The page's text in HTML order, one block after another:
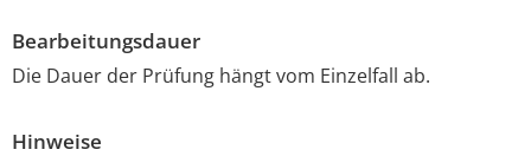
Bearbeitungsdauer
Die Dauer der Prüfung hängt vom Einzelfall ab.
Hinweise